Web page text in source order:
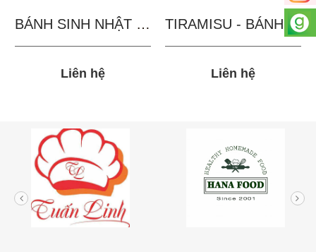
BÁNH SINH NHẬT IN...
Liên hệ
TIRAMISU - BÁNH TẶNG...
Liên hệ